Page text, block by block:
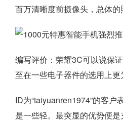
百万清晰度前摄像头，总体
编写评价：荣耀3C可以说保
至在一些电子器件的选用上
ID为“taiyuanren1974”的客
是一些轻。最突显的优势便